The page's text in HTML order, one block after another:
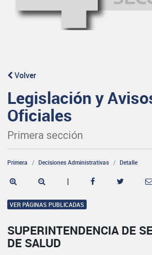
Volver
Legislación y
Oficiales
Primera sección
Primera Decisiones Administrativas Detalle
|
VER PÁGINAS PUBLICADAS
SUPERINTENDENCIA DE
DE SALUD